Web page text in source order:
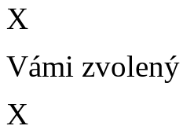
X
Vámi
X